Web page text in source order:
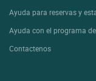
Ayuda para reservas y
Ayuda con el programa
Contactenos